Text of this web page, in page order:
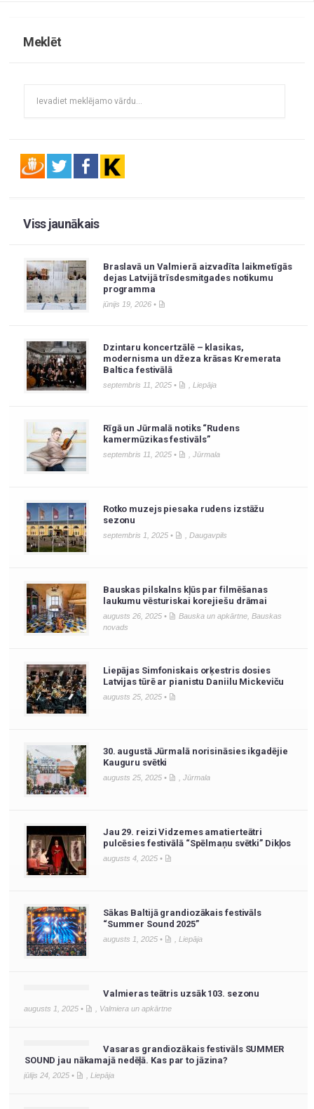
Meklēt
Viss jaunākais
Braslavā un Valmierā aizvadīta laikmetīgās
dejas Latvijā trīsdesmitgades notikumu
programma
jūnijs 19, 2026 •
Dzintaru koncertzālē – klasikas,
modernisma un džeza krāsas Kremerata
Baltica festivālā
septembris 11, 2025 • Liepāja
Rīgā un Jūrmalā notiks “Rudens
kamermūzikas festivāls”
septembris 11, 2025 • Jūrmala
Rotko muzejs piesaka rudens izstāžu
sezonu
septembris 1, 2025 • Daugavpils
Bauskas pilskalns kļūs par filmēšanas
laukumu vēsturiskai korejiešu drāmai
augusts 26, 2025 • Bauska un apkārtne, Bauskas
novads
Liepājas Simfoniskais orķestris dosies
Latvijas tūrē ar pianistu Daniilu Mickeviču
augusts 25, 2025 •
30. augustā Jūrmalā norisināsies ikgadējie
Kauguru svētki
augusts 25, 2025 • Jūrmala
Jau 29. reizi Vidzemes amatierteātri
pulcēsies festivālā “Spēlmaņu svētki” Dikļos
augusts 4, 2025 •
Sākas Baltijā grandiozākais festivāls
“Summer Sound 2025”
augusts 1, 2025 • Liepāja
Valmieras teātris uzsāk 103. sezonu
augusts 1, 2025 • Valmiera un apkārtne
Vasaras grandiozākais festivāls SUMMER
SOUND jau nākamajā nedēļā. Kas par to jāzina?
jūlijs 24, 2025 • Liepāja